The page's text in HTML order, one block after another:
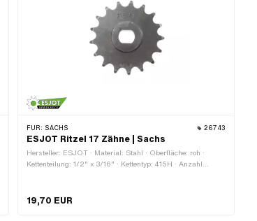
FÜR: SACHS 26743
ESJOT Ritzel 17 Zähne | Sachs
Hersteller: ESJOT · Material: Stahl · Oberfläche: roh ·
Kettenteilung: 1/2" x 3/16" · Kettentyp: 415H · Anzahl
19,70 EUR